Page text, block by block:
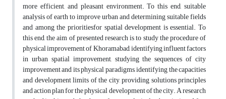
more efficient, and pleasant environment. To this end, suitable
analysis of earth to improve urban and determining suitable fields‌
and among the prioritiesfor spatial development is essential. To
this end, the aim of presented research is to study the procedure of
physical improvement of Khoramabad, identifying influent factors
in urban spatial improvement, studying the sequences of city
improvement and its physical paradigms, identifying the capacities
and development limits of the city, providing solutions principles
and action plan for the physical development of the city. A research